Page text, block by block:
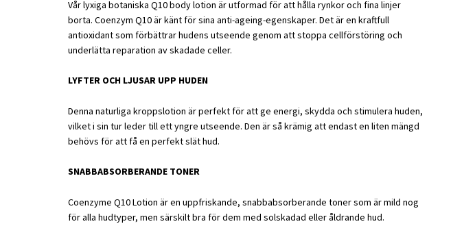
Vår lyxiga botaniska Q10 body lotion är utformad för att hålla rynkor och fina linjer
borta. Coenzym Q10 är känt för sina anti-ageing-egenskaper. Det är en kraftfull
antioxidant som förbättrar hudens utseende genom att stoppa cellförstöring och
underlätta reparation av skadade celler.
LYFTER OCH LJUSAR UPP HUDEN
Denna naturliga kroppslotion är perfekt för att ge energi, skydda och stimulera huden,
vilket i sin tur leder till ett yngre utseende. Den är så krämig att endast en liten mängd
behövs för att få en perfekt slät hud.
SNABBABSORBERANDE TONER
Coenzyme Q10 Lotion är en uppfriskande, snabbabsorberande toner som är mild nog
för alla hudtyper, men särskilt bra för dem med solskadad eller åldrande hud.